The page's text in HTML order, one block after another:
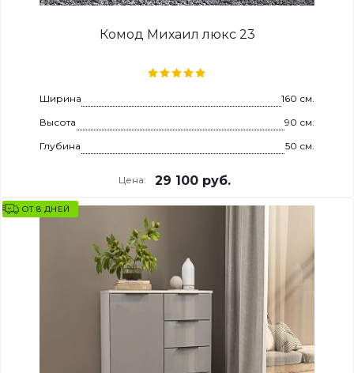
Комод Михаил люкс 23
Ширина
160 см.
Высота
90 см.
Глубина
50 см.
Цена: 29 100руб.
ОТ 8 ДНЕЙ